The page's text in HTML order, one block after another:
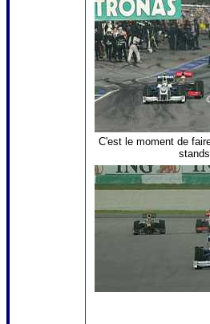
C'est le moment de
stands